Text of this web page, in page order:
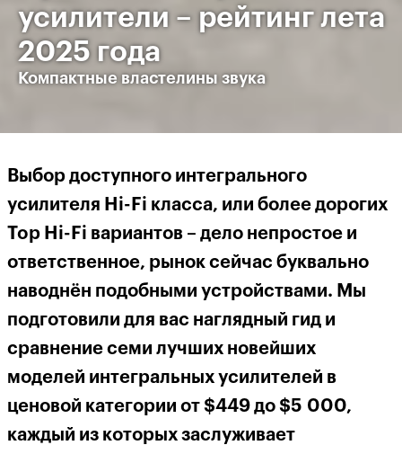
усилители – рейтинг лета
2025 года
Компактные властелины звука
Выбор доступного интегрального
усилителя Hi- Fi класса, или более дорогих
Top Hi- Fi вариантов – дело непростое и
ответственное, рынок сейчас буквально
наводнён подобными устройствами. Мы
подготовили для вас наглядный гид и
сравнение семи лучших новейших
моделей интегральных усилителей в
ценовой категории от $449 до $5 000,
каждый из которых заслуживает